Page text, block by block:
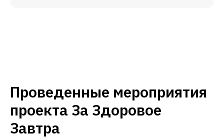
Проведенные мероприятия
проекта За Здоровое
Завтра